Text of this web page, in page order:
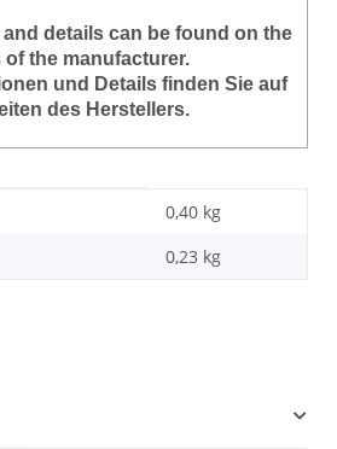
details can be found on the
of the manufacturer.
und Details finden Sie auf
des Herstellers.
0,40 kg
0,23 kg